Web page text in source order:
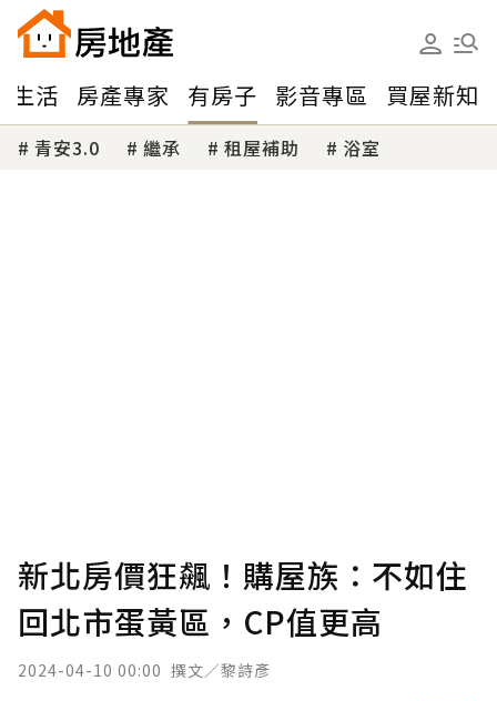
生活 房產專家 有房子 影音專區 買屋新知
青安3.0 繼承 租屋補助 浴室
新北房價狂飆！購屋族：不如住
回北市蛋黃區，CP值更高
2024-04-10 00:00 撰文／黎詩彥